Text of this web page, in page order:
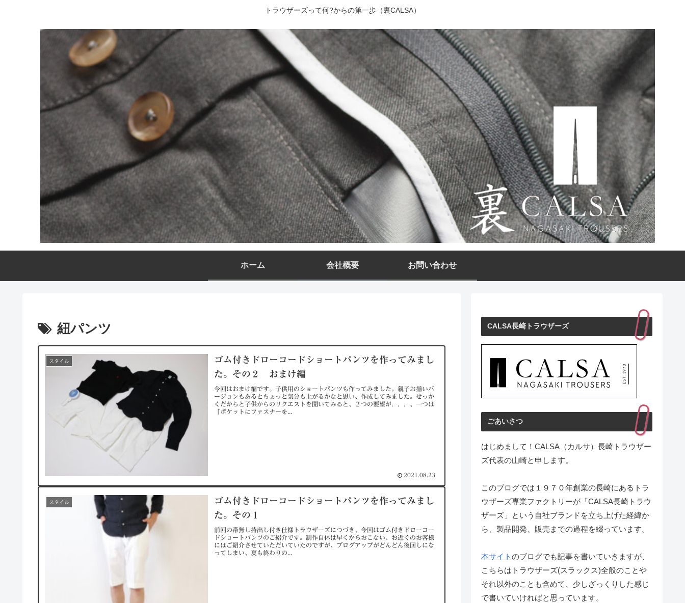
トラウザーズって何?からの第一歩（裏CALSA）
ホーム 会社概要 お問い合わせ
紐パンツ
スタイル
ゴム付きドローコードショートパンツを作ってみまし
た。その２ おまけ編
今回はおまけ編です。子供用のショートパンツも作ってみました。親子お揃いバ
ージョンもあるとちょっと気分も上がるかなと思い、作成してみました。せっか
くだからと子供からのリクエストを聞いてみると、２つの要望が．．．、一つは
「ポケットにファスナーを...
2021.08.23
スタイル
ゴム付きドローコードショートパンツを作ってみまし
た。その１
前回の帯無し持出し付き仕様トラウザーズにつづき、今回はゴム付きドローコー
ドショートパンツのご紹介です。制作自体は早くからおこない、お近くのお客様
にはご紹介させていただいていたのですが、ブログアップがどんどん後回しにな
ってしまい、夏も終わりの...
CALSA長崎トラウザーズ
ごあいさつ
はじめまして！CALSA（カルサ）長崎トラウザー
ズ代表の山崎と申します。
このブログでは１９７０年創業の長崎にあるトラ
ウザーズ専業ファクトリーが「CALSA長崎トラウ
ザーズ」という自社ブランドを立ち上げた経緯か
ら、製品開発、販売までの過程を綴っています。
本サイトのブログでも記事を書いていきますが、
こちらはトラウザーズ(スラックス)全般のことや
それ以外のことも含めて、少しざっくりした感じ
で書いていければと思っています。